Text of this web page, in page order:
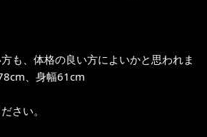
も、体格の良い方によいかと思われま
、身幅61cm
さい。